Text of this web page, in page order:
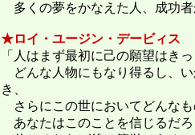
多くの夢をかなえた人、成功
★ロイ・ユージン・デービィス
「人はまず最初に己の願望はき
どんな人物にもなり得るし、
き、
さらにこの世においてどんな
あなたはこのことを信じるだ